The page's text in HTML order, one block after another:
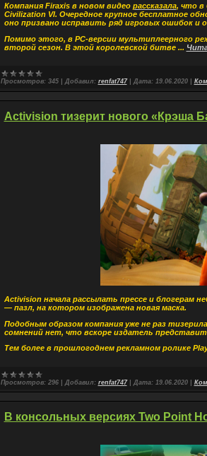
Компания Firaxis в новом видео рассказала, что в
Civilization VI. Очередное крупное бесплатное
оно призвано исправить ряд игровых ошибок и
Помимо этого, в РС-версии мультиплеерного
второй сезон. В этой королевской битве ...
Просмотров: 345 Добавил: renfat747 Дата: 19.06.2020
Activision тизерит нового «Крэша
Activision начала рассылать прессе и блогерам
— пазл, на котором изображена новая маска.
Подобным образом компания уже не раз
сомнений нет, что вскоре издатель
Тем более в прошлогоднем рекламном ролике
Просмотров: 296 Добавил: renfat747 Дата: 19.06.2020
В консольных версиях Two Point